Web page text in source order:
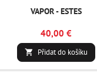
VAPOR - ESTES
40,00 €
 Přidat do košíku